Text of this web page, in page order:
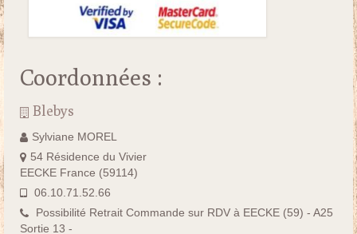
Coordonnées :
Blebys
Sylviane MOREL
54 Résidence du Vivier
EECKE France (59114)
06.10.71.52.66
Possibilité Retrait Commande sur RDV à EECKE (59) - A25
Sortie 13 -